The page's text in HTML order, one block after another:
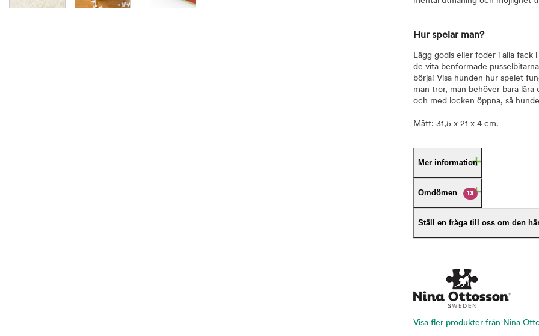
Hur spelar man?
Lägg godis eller foder i alla
de vita benformade
börja! Visa hunden hur spelet
man tror, man behöver bara lära
och med locken öppna, så
Mått: 31,5 x 21 x 4 cm.
Mer information
Omdömen 13
Ställ en fråga till oss om den
Visa fler produkter från Nina